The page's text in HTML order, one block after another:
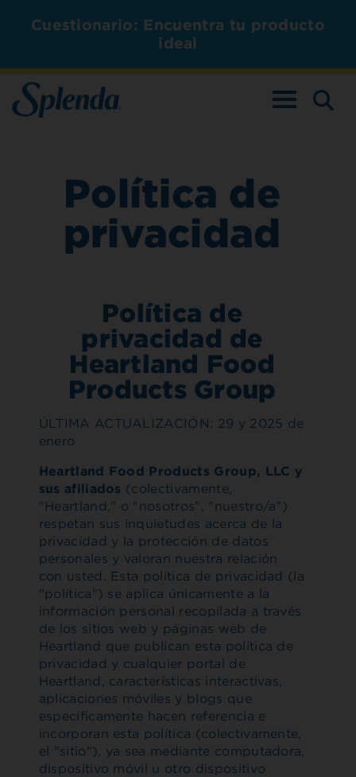
Cuestionario: Encuentra tu producto
ideal
ALTERNAR
Política de
privacidad
Política de
privacidad de
Heartland Food
Products Group
ÚLTIMA ACTUALIZACIÓN: 29 y 2025 de
enero
Heartland Food Products Group, LLC y
sus afiliados (colectivamente,
"Heartland," o "nosotros", "nuestro/a")
respetan sus inquietudes acerca de la
privacidad y la protección de datos
personales y valoran nuestra relación
con usted. Esta política de privacidad (la
"política") se aplica únicamente a la
información personal recopilada a través
de los sitios web y páginas web de
Heartland que publican esta política de
privacidad y cualquier portal de
Heartland, características interactivas,
aplicaciones móviles y blogs que
específicamente hacen referencia e
incorporan esta política (colectivamente,
el "sitio"), ya sea mediante computadora,
dispositivo móvil u otro dispositivo